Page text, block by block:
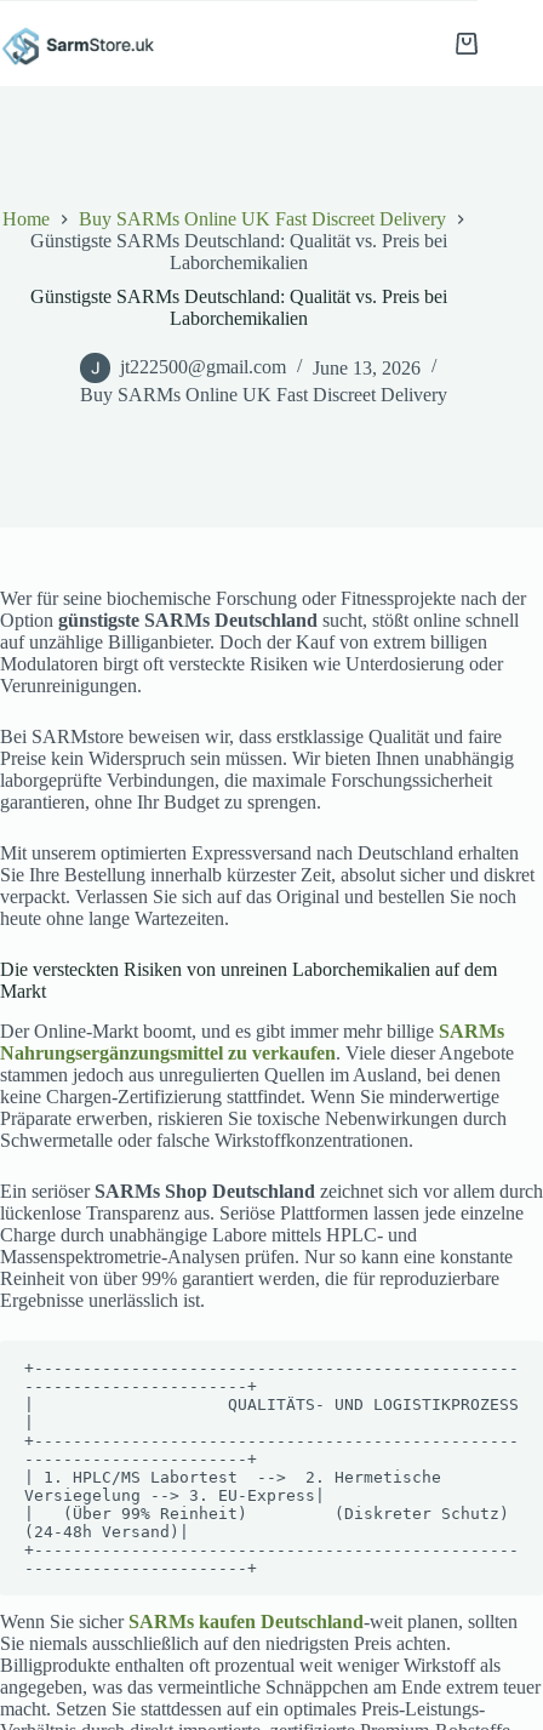
to
content
Shopping
Home
Buy SARMs Online UK Fast Discreet Delivery
Günstigste SARMs Deutschland: Qualität vs. Preis bei
Laborchemikalien
Günstigste SARMs Deutschland: Qualität vs. Preis bei
Laborchemikalien
jt222500@gmail.com
June 13, 2026
Buy SARMs Online UK Fast Discreet Delivery
Wer für seine biochemische Forschung oder Fitnessprojekte nach der
Option günstigste SARMs Deutschland sucht, stößt online schnell
auf unzählige Billiganbieter. Doch der Kauf von extrem billigen
Modulatoren birgt oft versteckte Risiken wie Unterdosierung oder
Verunreinigungen.
Bei SARMstore beweisen wir, dass erstklassige Qualität und faire
Preise kein Widerspruch sein müssen. Wir bieten Ihnen unabhängig
laborgeprüfte Verbindungen, die maximale Forschungssicherheit
garantieren, ohne Ihr Budget zu sprengen.
Mit unserem optimierten Expressversand nach Deutschland erhalten
Sie Ihre Bestellung innerhalb kürzester Zeit, absolut sicher und diskret
verpackt. Verlassen Sie sich auf das Original und bestellen Sie noch
heute ohne lange Wartezeiten.
Die versteckten Risiken von unreinen Laborchemikalien auf dem
Markt
Der Online-Markt boomt, und es gibt immer mehr billige SARMs
Nahrungsergänzungsmittel zu verkaufen. Viele dieser Angebote
stammen jedoch aus unregulierten Quellen im Ausland, bei denen
keine Chargen-Zertifizierung stattfindet. Wenn Sie minderwertige
Präparate erwerben, riskieren Sie toxische Nebenwirkungen durch
Schwermetalle oder falsche Wirkstoffkonzentrationen.
Ein seriöserSARMs Shop Deutschland zeichnet sich vor allem durch
lückenlose Transparenz aus. Seriöse Plattformen lassen jede einzelne
Charge durch unabhängige Labore mittels HPLC- und
Massenspektrometrie-Analysen prüfen. Nur so kann eine konstante
Reinheit von über 99% garantiert werden, die für reproduzierbare
Ergebnisse unerlässlich ist.
+--------------------------------------------------
-----------------------+
|                    QUALITÄTS- UND LOGISTIKPROZESS
+--------------------------------------------------
-----------------------+
| 1. HPLC/MS Labortest  -->  2. Hermetische
Versiegelung --> 3. EU-Express|
|   (Über 99% Reinheit)         (Diskreter Schutz)
(24-48h Versand)|
+--------------------------------------------------
Wenn Sie sicherSARMs kaufen Deutschland-weit planen, sollten
Sie niemals ausschließlich auf den niedrigsten Preis achten.
Billigprodukte enthalten oft prozentual weit weniger Wirkstoff als
angegeben, was das vermeintliche Schnäppchen am Ende extrem teuer
macht. Setzen Sie stattdessen auf ein optimales Preis-Leistungs-